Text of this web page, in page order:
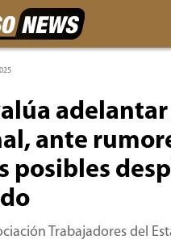
ante
posibles
Trabajadores del